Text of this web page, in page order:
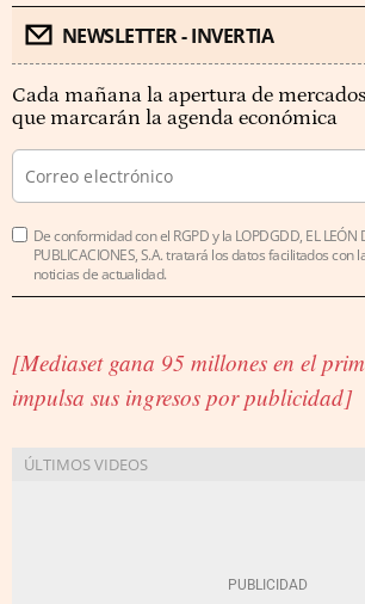
NEWSLETTER - INVERTIA
Cada mañana la apertura de
que marcarán la agenda económica
De conformidad con el RGPD y la LOPDGDD, EL LEÓN
PUBLICACIONES, S.A. tratará los datos facilitados con
noticias de actualidad.
[Mediaset gana 95 millones en el
impulsa sus ingresos por publicidad]